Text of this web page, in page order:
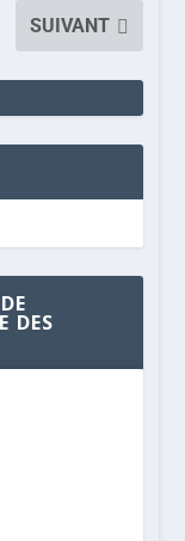
SUIVANT
DES